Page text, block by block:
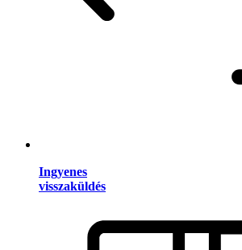
Ingyenes
visszaküldés